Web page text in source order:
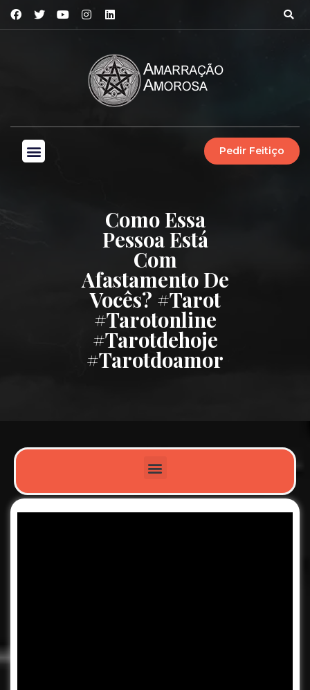
Pedir Feitiço
Como Essa
Pessoa Está
Com
Afastamento De
Vocês? #tarot
#tarotonline
#tarotdehoje
#tarotdoamor